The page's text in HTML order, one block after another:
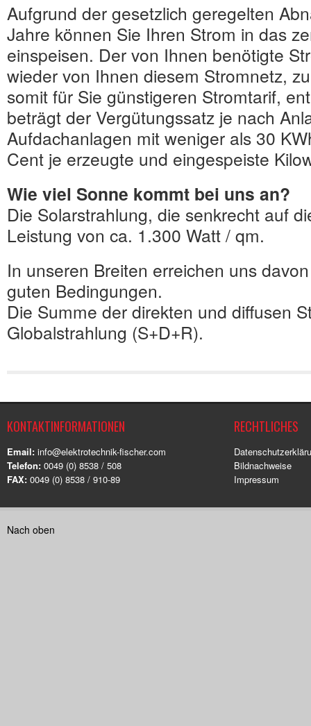
Aufgrund der gesetzlich geregelten
Jahre können Sie Ihren Strom in das
einspeisen. Der von Ihnen benötigte
wieder von Ihnen diesem Stromnetz,
somit für Sie günstigeren Stromtarif,
beträgt der Vergütungssatz je nach
Aufdachanlagen mit weniger als 30
Cent je erzeugte und eingespeiste
Wie viel Sonne kommt bei uns an?
Die Solarstrahlung, die senkrecht auf
Leistung von ca. 1.300 Watt / qm.
In unseren Breiten erreichen uns
guten Bedingungen.
Die Summe der direkten und diffusen
Globalstrahlung (S+D+R).
KONTAKTINFORMATIONEN
Email: info@elektrotechnik-fischer.com
Telefon: 0049 (0) 8538 / 508
FAX: 0049 (0) 8538 / 910-89
RECHTLICHES
Bildnachweise
Impressum
Nach oben